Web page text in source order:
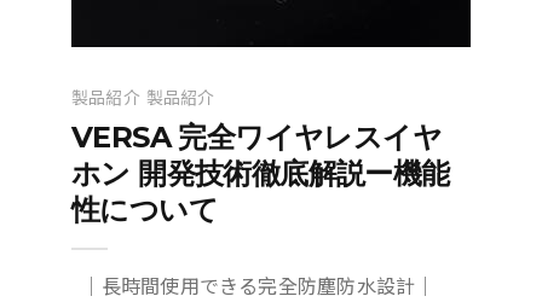
製品紹介 製品紹介
VERSA 完全ワイヤレスイヤ
ホン 開発技術徹底解説ー機能
性について
｜長時間使用できる完全防塵防水設計｜